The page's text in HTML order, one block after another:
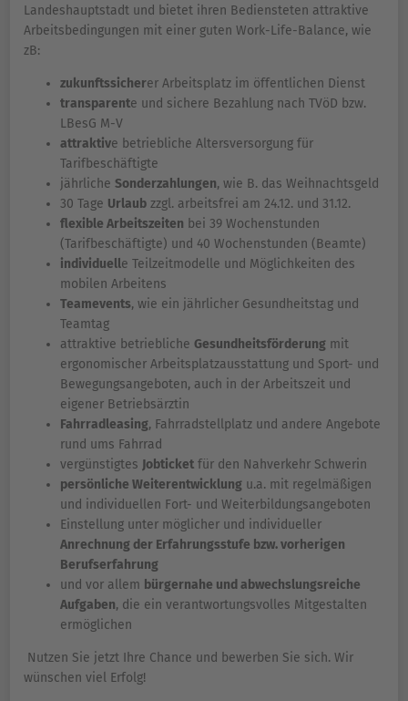
Landeshauptstadt und bietet ihren Bediensteten attraktive
Arbeitsbedingungen mit einer guten Work-Life-Balance, wie
zB:
zukunftssicherer Arbeitsplatz im öffentlichen Dienst
transparente und sichere Bezahlung nach TVöD bzw.
LBesG M-V
attraktive betriebliche Altersversorgung für
Tarifbeschäftigte
jährliche Sonderzahlungen, wie B. das Weihnachtsgeld
30 Tage Urlaub zzgl. arbeitsfrei am 24.12. und 31.12.
flexible Arbeitszeiten bei 39 Wochenstunden
(Tarifbeschäftigte) und 40 Wochenstunden (Beamte)
individuelle Teilzeitmodelle und Möglichkeiten des
mobilen Arbeitens
Teamevents, wie ein jährlicher Gesundheitstag und
Teamtag
attraktive betriebliche Gesundheitsförderung mit
ergonomischer Arbeitsplatzausstattung und Sport- und
Bewegungsangeboten, auch in der Arbeitszeit und
eigener Betriebsärztin
Fahrradleasing, Fahrradstellplatz und andere Angebote
rund ums Fahrrad
vergünstigtes Jobticket für den Nahverkehr Schwerin
persönliche Weiterentwicklung u.a. mit regelmäßigen
und individuellen Fort- und Weiterbildungsangeboten
Einstellung unter möglicher und individueller
Anrechnung der Erfahrungsstufe bzw. vorherigen
Berufserfahrung
und vor allem bürgernahe und abwechslungsreiche
Aufgaben, die ein verantwortungsvolles Mitgestalten
ermöglichen
Nutzen Sie jetzt Ihre Chance und bewerben Sie sich. Wir
wünschen viel Erfolg!